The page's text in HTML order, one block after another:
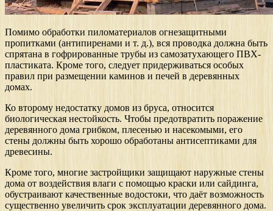
Помимо обработки пиломатериалов огнезащитными
пропитками (антипиренами и т. д.), вся проводка должна быть
спрятана в гофрированные трубы из самозатухающего ПВХ-
пластиката. Кроме того, следует придерживаться особых
правил при размещении каминов и печей в деревянных
домах.
Ко второму недостатку домов из бруса, относится
биологическая нестойкость. Чтобы предотвратить поражение
деревянного дома грибком, плесенью и насекомыми, его
стены должны быть хорошо обработаны антисептиками для
древесины.
Кроме того, многие застройщики защищают наружные стены
дома от воздействия влаги с помощью краски или сайдинга,
обустраивают качественные водостоки, что даёт возможность
существенно увеличить срок эксплуатации деревянного дома.